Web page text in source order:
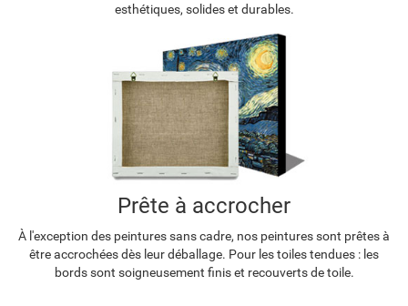
esthétiques, solides et durables.
Prête à accrocher
À l'exception des peintures sans cadre, nos peintures sont prêtes à
être accrochées dès leur déballage. Pour les toiles tendues : les
bords sont soigneusement finis et recouverts de toile.